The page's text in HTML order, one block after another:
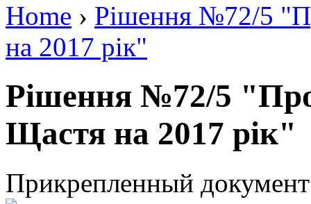
Home › Рішення №72/5
на 2017 рік"
Рішення №72/5
Щастя на 2017 рік"
Прикрепленный